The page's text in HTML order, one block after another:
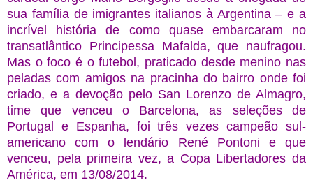
sua família de imigrantes italianos à Argentina – e a
incrível história de como quase embarcaram no
transatlântico Principessa Mafalda, que naufragou.
Mas o foco é o futebol, praticado desde menino nas
peladas com amigos na pracinha do bairro onde foi
criado, e a devoção pelo San Lorenzo de Almagro,
time que venceu o Barcelona, as seleções de
Portugal e Espanha, foi três vezes campeão sul-
americano com o lendário René Pontoni e que
venceu, pela primeira vez, a Copa Libertadores da
América, em 13/08/2014.